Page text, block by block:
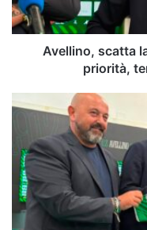
priorità,
tempistiche
Avellino, scatta
priorità,
Calciomercato
Avellino,
sulla
destra:
Lulli
sorpassa
Kouadio